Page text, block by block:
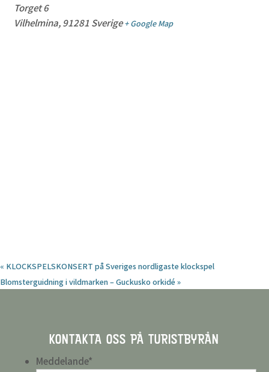
Torget 6
Vilhelmina, 91281 Sverige + Google Map
« KLOCKSPELSKONSERT på Sveriges nordligaste klockspel
Blomsterguidning i vildmarken – Guckusko orkidé»
KONTAKTA OSS PÅ TURISTBYRÅN
Meddelande*